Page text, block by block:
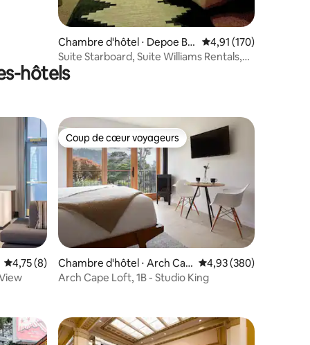
Chambre d'hôtel ⋅ Depoe Ba
y
Évaluation moyenne
4,91 (170)
Suite Starboard, Suite Williams Rentals,
Depoe Bay
hôtels
: 4,55 sur 5
Évaluation moyenne sur la base de 8 commentaires : 4,75 sur 5
4,75 (8)
Coup de cœur voyageurs
Coup de cœur voyageurs
Chambre d'hôtel ⋅ Arch Cap
e
Évaluation moyenne
4,93 (380)
Arch Cape Loft, 1B - Studio King